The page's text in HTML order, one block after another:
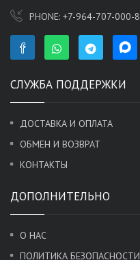
PHONE: +7-964-707-000-8
СЛУЖБА ПОДДЕРЖКИ
ДОСТАВКА И ОПЛАТА
ОБМЕН И ВОЗВРАТ
КОНТАКТЫ
ДОПОЛНИТЕЛЬНО
О НАС
ПОЛИТИКА БЕЗОПАСНОСТИ